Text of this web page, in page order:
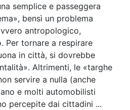
semplice e passeggera
bensì un problema
antropologico,
Per tornare a respirare
in città, si dovrebbe
Altrimenti, le «targhe
servire a nulla (anche
e molti automobilisti
percepite dai cittadini ...